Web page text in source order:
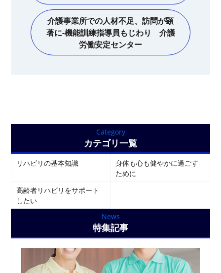
介護事業所での人材不足、訪問が顕
著に-機能訓練指導員もじわり 介護
労働安定センター
Category
カテゴリ一覧
リハビリの基本知識
身体も心も健やかに過ごす
ために
高齢者リハビリをサポート
したい
News
特集記事